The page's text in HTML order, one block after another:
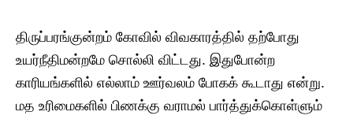
திருப்பரங்குன்றம் கோவில் விவகாரத்தில் தற்போது
உயர்நீதிமன்றமே சொல்லி விட்டது. இதுபோன்ற
காரியங்களில் எல்லாம் ஊர்வலம் போகக் கூடாது என்று.
மத உரிமைகளில் பிணக்கு வராமல் பார்த்துக்கொள்ளும்